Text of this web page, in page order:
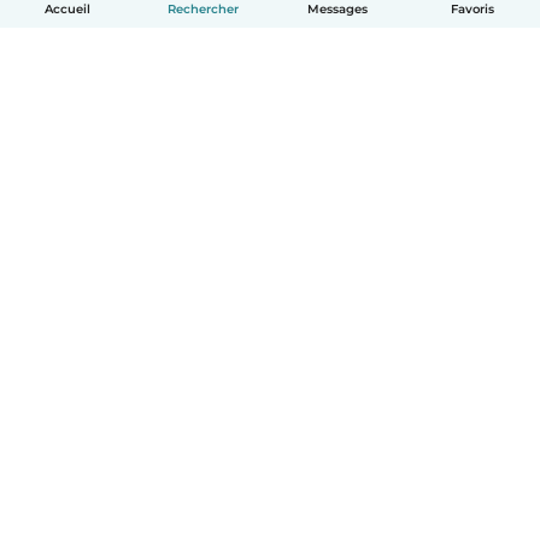
Accueil Rechercher Messages Favoris